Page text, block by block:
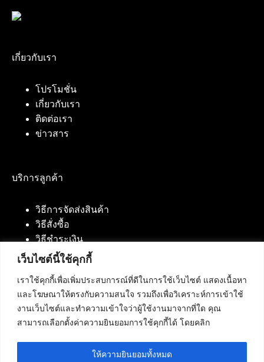
เว็บไซต์นี้ใช้คุกกี้
เราใช้คุกกี้เพื่อเพิ่มประสบการณ์ที่ดีในการใช้เว็บไซต์ แสดงเนื้อหา
และโฆษณาให้ตรงกับความสนใจ รวมถึงเพื่อวิเคราะห์การเข้าใช้
งานเว็บไซต์และทำความเข้าใจว่าผู้ใช้งานมาจากที่ใด คุณ
สามารถเลือกตั้งค่าความยินยอมการใช้คุกกี้ได้ โดยคลิก
ให้ความยินยอมทั้งหมด
เกี่ยวกับเรา
โปรโมชั่น
เกี่ยวกับเรา
ติดต่อเรา
ข่าวสาร
บริการลูกค้า
วิธีการจัดส่งสินค้า
วิธีสั่งซื้อ
วิธีชำระเงิน
ติดต่อเรา
บริษัท เน็ทฟิวชั่น คอมมิวนิเคชั่น จำกัด 420/94 ถนน
นัมเบอร์วัน-ราม 2 แขวงดอกไม้, เขตประเวศ
กรุงเทพมหานคร 10250